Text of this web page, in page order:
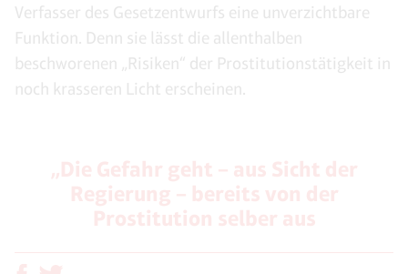
Verfasser des Gesetzentwurfs eine unverzichtbare
Funktion. Denn sie lässt die allenthalben
beschworenen „Risiken“ der Prostitutionstätigkeit in
noch krasseren Licht erscheinen.